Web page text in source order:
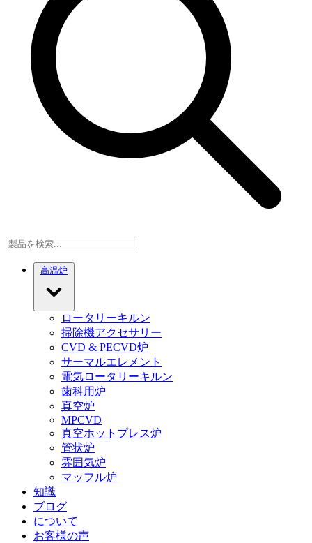
高温炉
ロータリーキルン
掃除機アクセサリー
CVD & PECVD炉
サーマルエレメント
電気ロータリーキルン
歯科用炉
真空炉
MPCVD
真空ホットプレス炉
管状炉
雰囲気炉
マッフル炉
知識
ブログ
について
お客様の声